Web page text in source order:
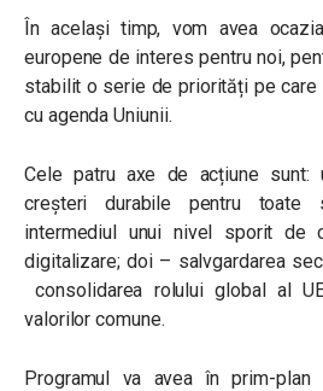
În același timp, vom avea
europene de interes pentru noi,
stabilit o serie de priorități pe care
cu agenda Uniunii.
Cele patru axe de acțiune sunt:
creșteri durabile pentru toate
intermediul unui nivel sporit de
digitalizare; doi – salvgardarea
consolidarea rolului global al
valorilor comune.
Programul va avea în prim-plan